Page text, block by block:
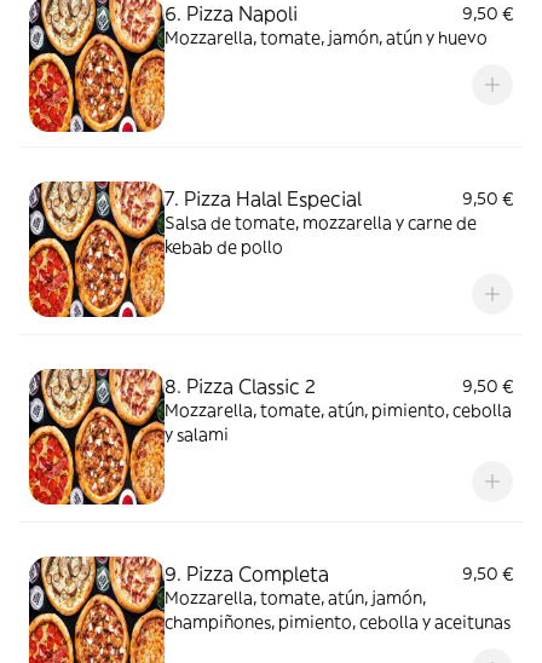
6. Pizza Napoli
9,50 €
Mozzarella, tomate, jamón, atún y huevo
7. Pizza Halal Especial
9,50 €
Salsa de tomate, mozzarella y carne de
kebab de pollo
8. Pizza Classic 2
9,50 €
Mozzarella, tomate, atún, pimiento, cebolla
y salami
9. Pizza Completa
9,50 €
Mozzarella, tomate, atún, jamón,
champiñones, pimiento, cebolla y aceitunas